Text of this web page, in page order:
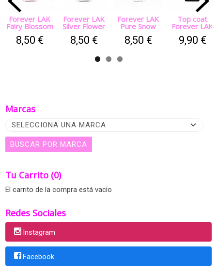
Marcas
Tu Carrito (0)
El carrito de la compra está vacío
Redes Sociales
Instagram
Facebook
Forever LAK
Fairy Blossom
8,50 €
Forever LAK
Silver Flower
8,50 €
Forever LAK
Pure Snow
8,50 €
Top coat
Forever LAK
9,90 €